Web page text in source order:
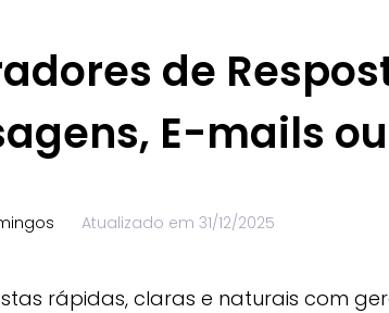
de
E-mails
Atualizado em 31/12/2025
rápidas, claras e naturais com